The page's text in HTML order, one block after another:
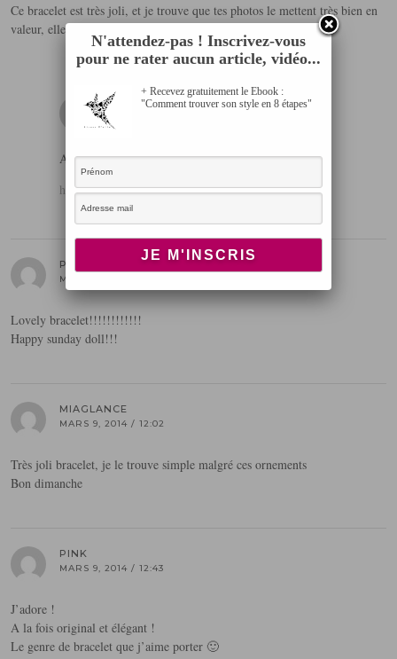
Ce bracelet est très joli, et je trouve que tes photos le mettent très bien en
valeur, elles sont parfaites 🙂
VAI
Amazing bracelet!! Xx
http://betweenmyclothes.blogspot.com
PAOLA LAURETANO
MARS 9, 2014 / 11:53
Lovely bracelet!!!!!!!!!!!!
Happy sunday doll!!!
MIAGLANCE
MARS 9, 2014 / 12:02
Très joli bracelet, je le trouve simple malgré ces ornements
Bon dimanche
PINK
MARS 9, 2014 / 12:43
J’adore !
A la fois original et élégant !
Le genre de bracelet que j’aime porter 🙂
N'attendez-pas ! Inscrivez-vous
pour ne rater aucun article, vidéo...
+ Recevez gratuitement le Ebook :
"Comment trouver son style en 8 étapes"